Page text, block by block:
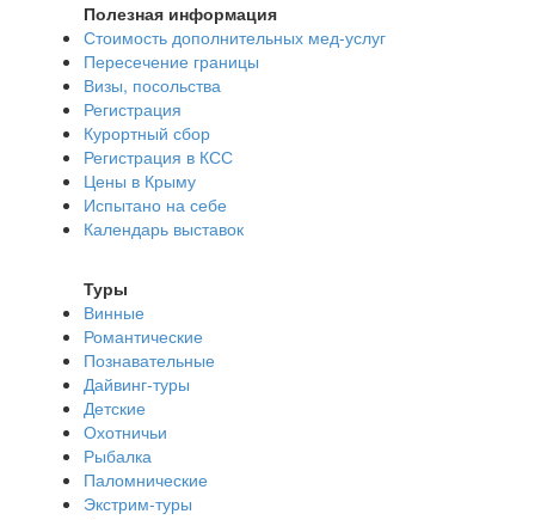
Полезная информация
Стоимость дополнительных мед-услуг
Пересечение границы
Визы, посольства
Регистрация
Курортный сбор
Регистрация в КСС
Цены в Крыму
Испытано на себе
Календарь выставок
Туры
Винные
Романтические
Познавательные
Дайвинг-туры
Детские
Охотничьи
Рыбалка
Паломнические
Экстрим-туры